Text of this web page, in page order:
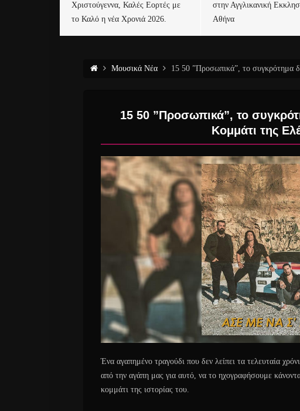
Χριστούγεννα, Καλές Εορτές με
το Καλό η νέα Χρονιά 2026.
στην Αγγλικανική
Αθήνα
Μουσικά Νέα 15 50 ”Προσωπικά”, το συγκρότημα
15 50 ”Προσωπικά”, το
Κομμάτι της
Ένα αγαπημένο τραγούδι που δεν λείπει τα τελευταία
από την αγάπη μας για αυτό, να το ηχογραφήσουμε
κομμάτι της ιστορίας του.